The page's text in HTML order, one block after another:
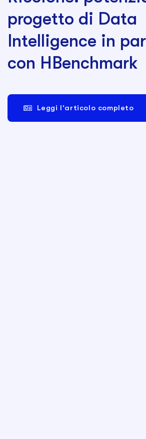
progetto di Data
Intelligence in
con HBenchmark
Leggi l'articolo completo